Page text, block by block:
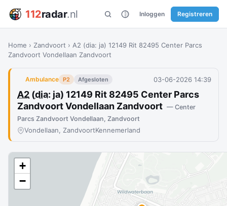
112radar.nl Inloggen Registreren
Home › Zandvoort › A2 (dia: ja) 12149 Rit 82495 Center Parcs
Zandvoort Vondellaan Zandvoort
Ambulance P2 Afgesloten 03-06-2026 14:39
A2 (dia: ja) 12149 Rit 82495 Center Parcs
Zandvoort Vondellaan Zandvoort — Center
Parcs Zandvoort Vondellaan, Zandvoort
Vondellaan, ZandvoortKennemerland
+
−